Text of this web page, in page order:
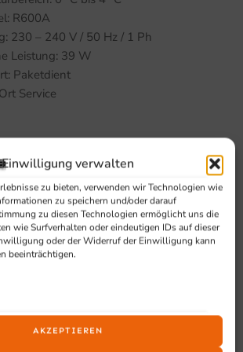
Einwilligung verwalten
zu bieten, verwenden wir Technologien wie
zu speichern und/oder darauf
zu diesen Technologien ermöglicht uns die
wie Surfverhalten oder eindeutigen IDs auf dieser
oder der Widerruf der Einwilligung kann
beeinträchtigen.
AKZEPTIEREN
R600A
230 – 240 V / 50 Hz / 1 Ph
Leistung: 39 W
Paketdient
Service
und Vorteile
und Temperaturanzeige,
für Kaffeeautmaten zur
(optional erhältlich 325-2179)
Schlauchdurchführungsöffnungen zur